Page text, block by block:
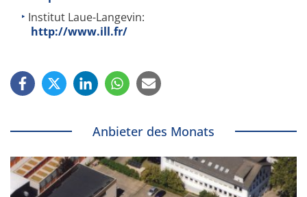
Institut Laue-Langevin:
http://www.ill.fr/
Anbieter des Monats